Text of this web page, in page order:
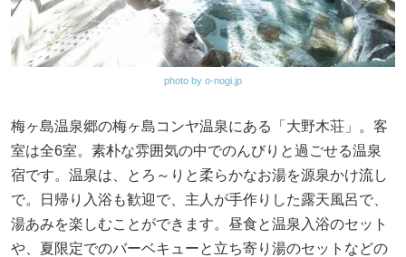
photo by o-nogi.jp
梅ヶ島温泉郷の梅ヶ島コンヤ温泉にある「大野木荘」。客
室は全6室。素朴な雰囲気の中でのんびりと過ごせる温泉
宿です。温泉は、とろ～りと柔らかなお湯を源泉かけ流し
で。日帰り入浴も歓迎で、主人が手作りした露天風呂で、
湯あみを楽しむことができます。昼食と温泉入浴のセット
や、夏限定でのバーベキューと立ち寄り湯のセットなどの